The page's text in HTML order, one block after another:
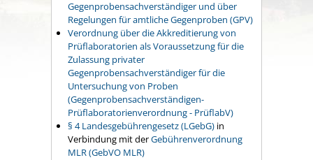
Gegenprobensachverständiger und über
Regelungen für amtliche Gegenproben (GPV)
Verordnung über die Akkreditierung von
Prüflaboratorien als Voraussetzung für die
Zulassung privater
Gegenprobensachverständiger für die
Untersuchung von Proben
(Gegenprobensachverständigen-
Prüflaboratorienverordnung - PrüflabV)
§ 4 Landesgebührengesetz (LGebG) in
Verbindung mit derGebührenverordnung
MLR (GebVO MLR)